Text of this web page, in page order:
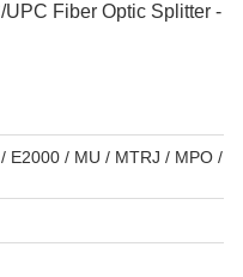
Fiber Optic Splitter -
E2000 / MU / MTRJ / MPO /